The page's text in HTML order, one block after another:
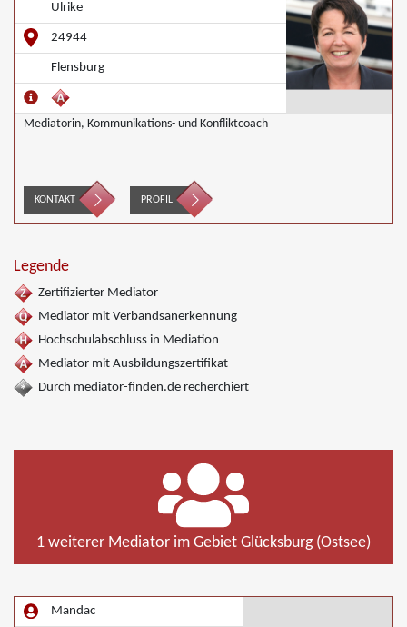
Ulrike
24944
Flensburg
Mediatorin, Kommunikations- und Konfliktcoach
KONTAKT PROFIL
Legende
Zertifizierter Mediator
Mediator mit Verbandsanerkennung
Hochschulabschluss in Mediation
Mediator mit Ausbildungszertifikat
Durch mediator-finden.de recherchiert
1 weiterer Mediator im Gebiet Glücksburg (Ostsee)
Mandac